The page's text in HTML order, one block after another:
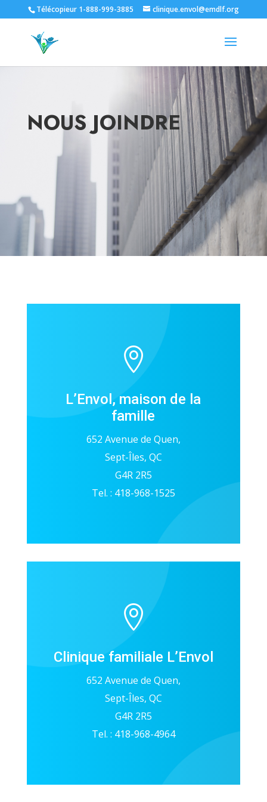
Télécopieur 1-888-999-3885 clinique.envol@emdlf.org
NOUS JOINDRE

L’Envol, maison de la
famille
652 Avenue de Quen,
Sept-Îles, QC
G4R 2R5
Tel. : 418-968-1525

Clinique familiale L’Envol
652 Avenue de Quen,
Sept-Îles, QC
G4R 2R5
Tel. : 418-968-4964